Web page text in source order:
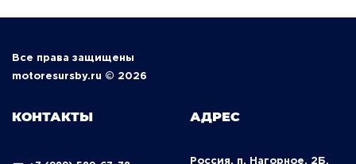
Все права защищены
motoresursby.ru © 2026
КОНТАКТЫ АДРЕС
Россия, п. Нагорное, 2Б,